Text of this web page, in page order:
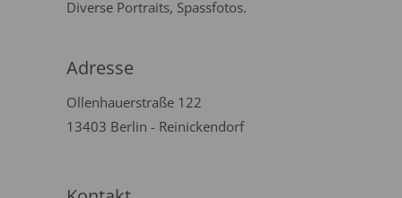
Diverse Portraits, Spassfotos.
Adresse
Ollenhauerstraße 122
13403 Berlin - Reinickendorf